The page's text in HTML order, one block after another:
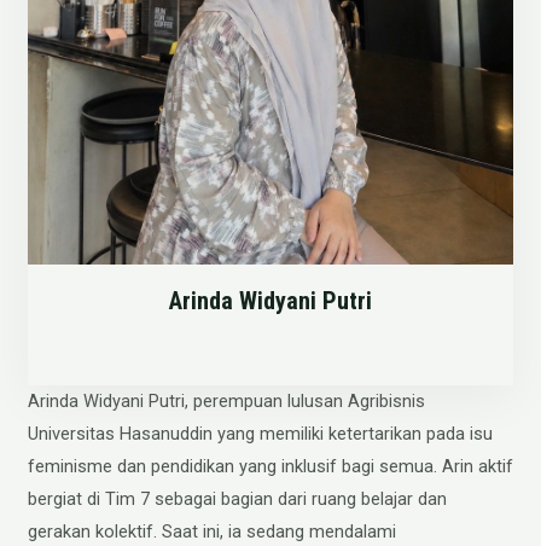
Arinda Widyani Putri
Arinda Widyani Putri, perempuan lulusan Agribisnis
Universitas Hasanuddin yang memiliki ketertarikan pada isu
feminisme dan pendidikan yang inklusif bagi semua. Arin aktif
bergiat di Tim 7 sebagai bagian dari ruang belajar dan
gerakan kolektif. Saat ini, ia sedang mendalami